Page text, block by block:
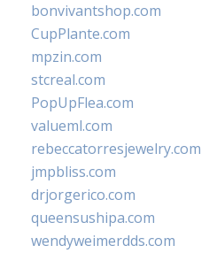
bonvivantshop.com
CupPlante.com
mpzin.com
stcreal.com
PopUpFlea.com
valueml.com
rebeccatorresjewelry.com
jmpbliss.com
drjorgerico.com
queensushipa.com
wendyweimerdds.com